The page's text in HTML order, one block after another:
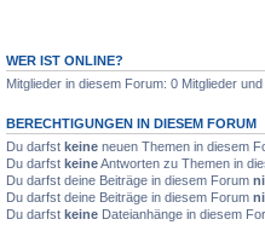
WER IST ONLINE?
Mitglieder in diesem Forum: 0 Mitglieder
BERECHTIGUNGEN IN DIESEM FORUM
Du darfst keine neuen Themen in diesem
Du darfst keineAntworten zu Themen in
Du darfst deine Beiträge in diesem Forum
Du darfst deine Beiträge in diesem Forum
Du darfst keine Dateianhänge in diesem